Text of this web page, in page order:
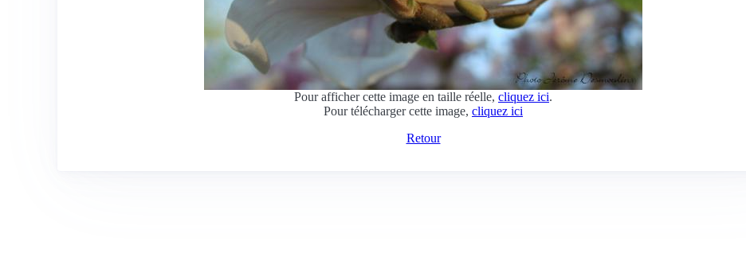
Pour afficher cette image en taille réelle, cliquez ici.
Pour télécharger cette image, cliquez ici
Retour